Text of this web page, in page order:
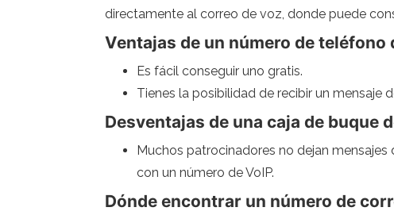
directamente al correo de voz, donde puede
Ventajas de un número de teléfono
Es fácil conseguir uno gratis.
Tienes la posibilidad de recibir un mensaje
Desventajas de una caja de buque
Muchos patrocinadores no dejan
con un número de VoIP.
Dónde encontrar un número de